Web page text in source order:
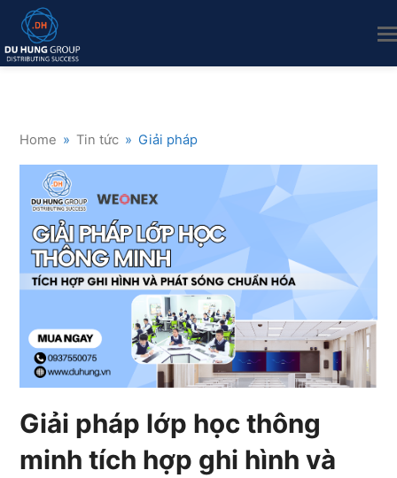
Home » Tin tức » Giải pháp
Giải pháp lớp học thông
minh tích hợp ghi hình và